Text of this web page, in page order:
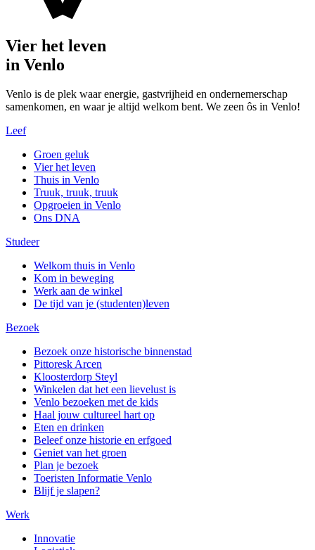
Vier het leven
in Venlo
Venlo is de plek waar energie, gastvrijheid en ondernemerschap
samenkomen, en waar je altijd welkom bent. We zeen ôs in Venlo!
Leef
Groen geluk
Vier het leven
Thuis in Venlo
Truuk, truuk, truuk
Opgroeien in Venlo
Ons DNA
Studeer
Welkom thuis in Venlo
Kom in beweging
Werk aan de winkel
De tijd van je (studenten)leven
Bezoek
Bezoek onze historische binnenstad
Pittoresk Arcen
Kloosterdorp Steyl
Winkelen dat het een lievelust is
Venlo bezoeken met de kids
Haal jouw cultureel hart op
Eten en drinken
Beleef onze historie en erfgoed
Geniet van het groen
Plan je bezoek
Toeristen Informatie Venlo
Blijf je slapen?
Werk
Innovatie